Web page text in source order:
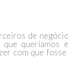
de
queríamos
com que